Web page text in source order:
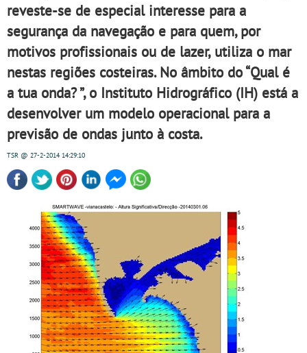
reveste-se de especial interesse para a
segurança da navegação e para quem, por
motivos profissionais ou de lazer, utiliza o mar
nestas regiões costeiras. No âmbito do “Qual é
a tua onda? ”, o Instituto Hidrográfico (IH) está a
desenvolver um modelo operacional para a
previsão de ondas junto à costa.
TSR @ 27-2-201414:29:10